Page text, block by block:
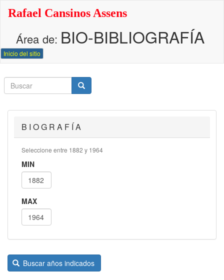
principal
Rafael Cansinos Assens
Área de: BIO-BIBLIOGRAFÍA
Inicio del sitio
Buscar
Buscar
Buscar
B I O G R A F Í A
Seleccione entre 1882 y 1964
MIN
MAX
Buscar años indicados